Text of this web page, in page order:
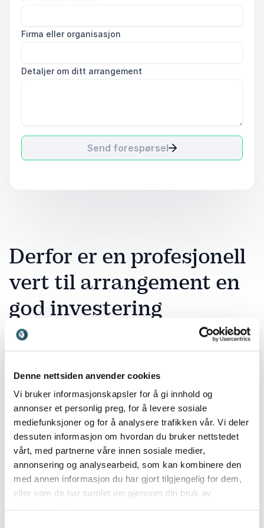
Denne nettsiden anvender cookies
Vi bruker informasjonskapsler for å gi innhold og
annonser et personlig preg, for å levere sosiale
mediefunksjoner og for å analysere trafikken vår. Vi deler
dessuten informasjon om hvordan du bruker nettstedet
vårt, med partnerne våre innen sosiale medier,
annonsering og analysearbeid, som kan kombinere den
med annen informasjon du har gjort tilgjengelig for dem,
eller som de har samlet inn gjennom din bruk av
Firma eller organisasjon
Detaljer om ditt arrangement
Send forespørsel
Derfor er en profesjonell
vert til arrangement en
god investering
En profesjonell vert bidrar til helhet, struktur og
trygghet gjennom hele arrangementet. Når
gode overganger, riktig tempo og en tydelig rød tråd
fra start til slutt. Det gir både publikum og arrangør
en mer profesjonell og gjennomført opplevelse.
MedHans Olav Lahlumfår dere en kunnskapsrik og
strukturert vert som kombinerer analyse,
historiefortelling og lun humor. Han evner å skape
engasjement samtidig som han holder programmet
presist og ryddig.Alex Roséntilfører energi,